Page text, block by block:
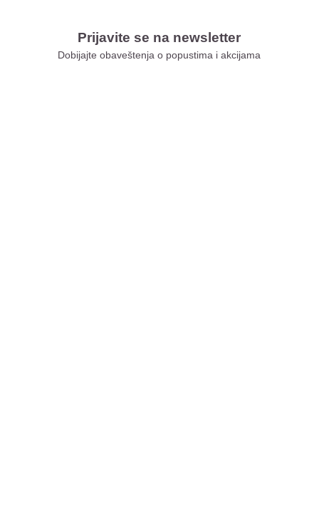
Prijavite se na newsletter
Dobijajte obaveštenja o popustima i akcijama